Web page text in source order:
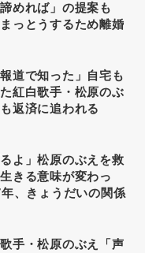
めれば」の提案も
っとうするため離婚
道で知った」自宅も
紅白歌手・松原のぶ
返済に追われる
よ」松原のぶえを救
きる意味が変わっ
、きょうだいの関係
手・松原のぶえ「声